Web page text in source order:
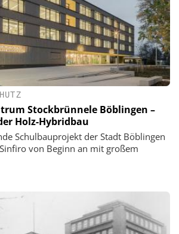
Stockbrünnele Böblingen –
Holz-Hybridbau
Schulbauprojekt der Stadt Böblingen
von Beginn an mit großem